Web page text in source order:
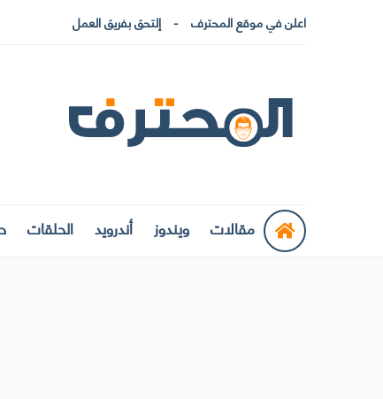
اعلن في موقع المحترف إلتحق بفريق العمل
مقالات ويندوز أندرويد الحلقات